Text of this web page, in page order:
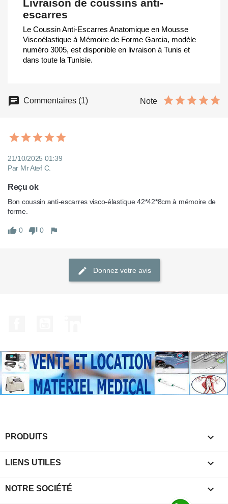
Livraison de coussins anti-
escarres
Le Coussin Anti-Escarres Anatomique en Mousse
Viscoélastique à Mémoire de Forme Garcia, modèle
numéro 3005, est disponible en livraison à Tunis et
dans toute la Tunisie.
Commentaires (1) Note
21/10/2025 01:39
Par Mr Atef C.
Reçu ok
Bon coussin anti-escarres visco-élastique 42*42*8cm à mémoire de
forme.
0 0
Donnez votre avis
PRODUITS 
LIENS UTILES 
NOTRE SOCIÉTÉ 